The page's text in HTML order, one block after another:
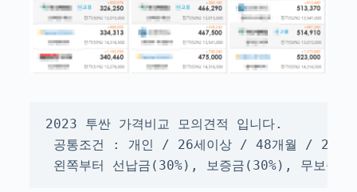
2023 투싼 가격비교 모의견적 입니다.
공통조건 : 개인 / 26세이상 / 48개월 / 2만
왼쪽부터 선납금(30%), 보증금(30%), 무보증